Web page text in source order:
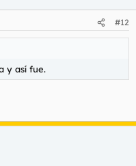
#12
y así fue.